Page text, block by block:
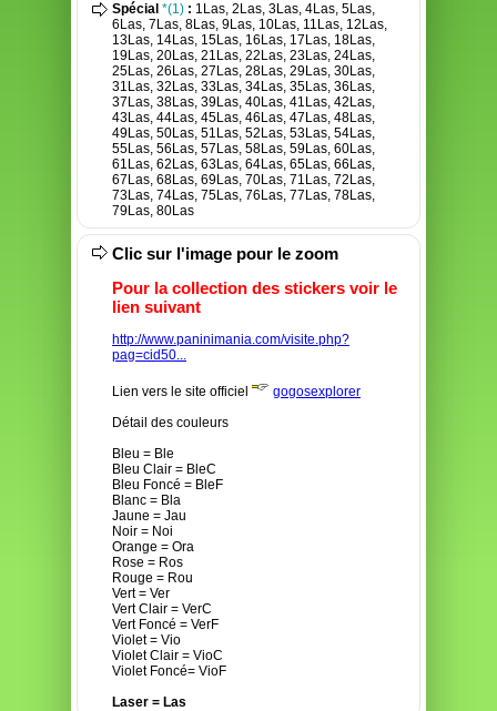
Spécial *(1) : 1Las, 2Las, 3Las, 4Las, 5Las,
6Las, 7Las, 8Las, 9Las, 10Las, 11Las, 12Las,
13Las, 14Las, 15Las, 16Las, 17Las, 18Las,
19Las, 20Las, 21Las, 22Las, 23Las, 24Las,
25Las, 26Las, 27Las, 28Las, 29Las, 30Las,
31Las, 32Las, 33Las, 34Las, 35Las, 36Las,
37Las, 38Las, 39Las, 40Las, 41Las, 42Las,
43Las, 44Las, 45Las, 46Las, 47Las, 48Las,
49Las, 50Las, 51Las, 52Las, 53Las, 54Las,
55Las, 56Las, 57Las, 58Las, 59Las, 60Las,
61Las, 62Las, 63Las, 64Las, 65Las, 66Las,
67Las, 68Las, 69Las, 70Las, 71Las, 72Las,
73Las, 74Las, 75Las, 76Las, 77Las, 78Las,
79Las, 80Las
Clic sur l'image pour le zoom
Pour la collection des stickers voir le
lien suivant
http://www.paninimania.com/visite.php?
pag=cid50...
Lien vers le site officiel
gogosexplorer
Détail des couleurs
Bleu = Ble
Bleu Clair = BleC
Bleu Foncé = BleF
Blanc = Bla
Jaune = Jau
Noir = Noi
Orange = Ora
Rose = Ros
Rouge = Rou
Vert = Ver
Vert Clair = VerC
Vert Foncé = VerF
Violet = Vio
Violet Clair = VioC
Violet Foncé= VioF
Laser = Las